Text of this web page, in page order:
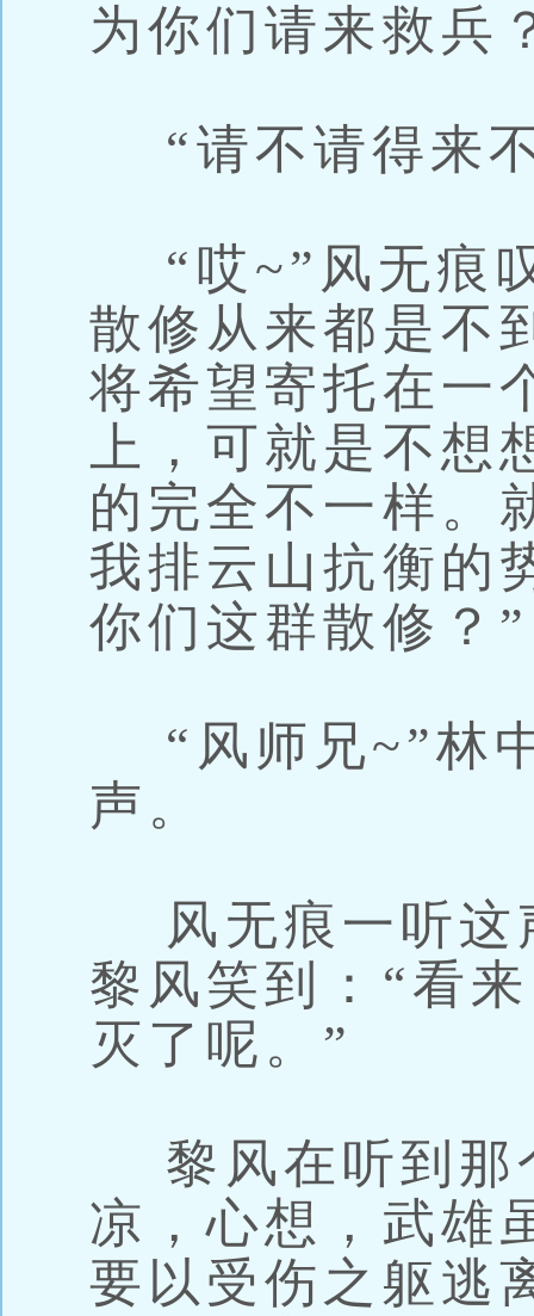
为你们请来救兵
“请不请得来
“哎~”风无痕
散修从来都是不
将希望寄托在一
上，可就是不
的完全不一样。
我排云山抗衡的
你们这群散修？”
“风师兄~”林
声。
风无痕一听这
黎风笑到：“看
灭了呢。”
黎风在听到那
凉，心想，武雄
要以受伤之躯逃